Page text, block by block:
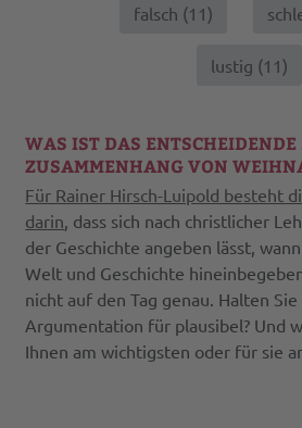
falsch (11)
lustig (11)
WAS IST DAS
ZUSAMMENHANG VON
Für Rainer Hirsch-Luipold besteht
darin, dass sich nach christlicher
der Geschichte angeben lässt,
Welt und Geschichte
nicht auf den Tag genau. Halten Sie
Argumentation für plausibel? Und
Ihnen am wichtigsten oder für sie